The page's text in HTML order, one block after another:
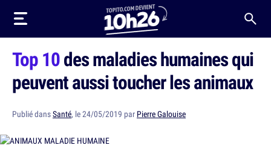
Top 10des maladies humaines qui
peuvent aussi toucher les animaux
Publié dansSanté, le 24/05/2019 par Pierre Galouise